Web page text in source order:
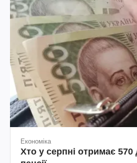
Економіка
Хто у серпні отримає